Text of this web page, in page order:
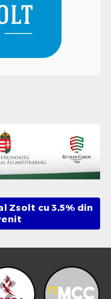
Zsolt cu 3,5% din